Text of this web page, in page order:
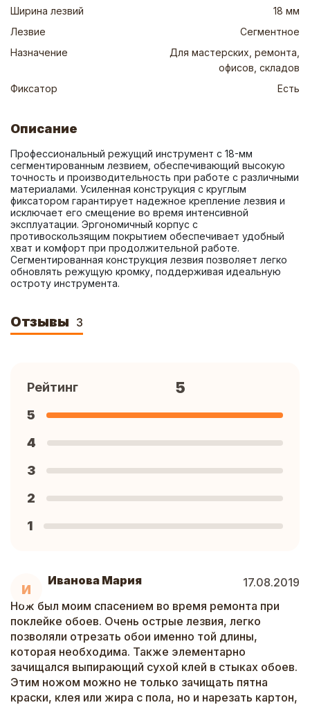
Ширина лезвий
18 мм
Лезвие
Сегментное
Назначение
Для мастерских, ремонта,
офисов, складов
Фиксатор
Есть
Описание
Профессиональный режущий инструмент с 18-мм
сегментированным лезвием, обеспечивающий высокую
точность и производительность при работе с различными
материалами. Усиленная конструкция с круглым
фиксатором гарантирует надежное крепление лезвия и
исключает его смещение во время интенсивной
эксплуатации. Эргономичный корпус с
противоскользящим покрытием обеспечивает удобный
хват и комфорт при продолжительной работе.
Сегментированная конструкция лезвия позволяет легко
обновлять режущую кромку, поддерживая идеальную
остроту инструмента.
Отзывы 3
И
Иванова Мария
17.08.2019
Нож был моим спасением во время ремонта при
поклейке обоев. Очень острые лезвия, легко
позволяли отрезать обои именно той длины,
которая необходима. Также элементарно
зачищался выпирающий сухой клей в стыках обоев.
Этим ножом можно не только зачищать пятна
краски, клея или жира с пола, но и нарезать картон,
Рейтинг 5
5
4
3
2
1